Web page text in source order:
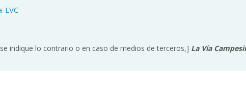
indique lo contrario o en caso de medios de terceros,] La Vía